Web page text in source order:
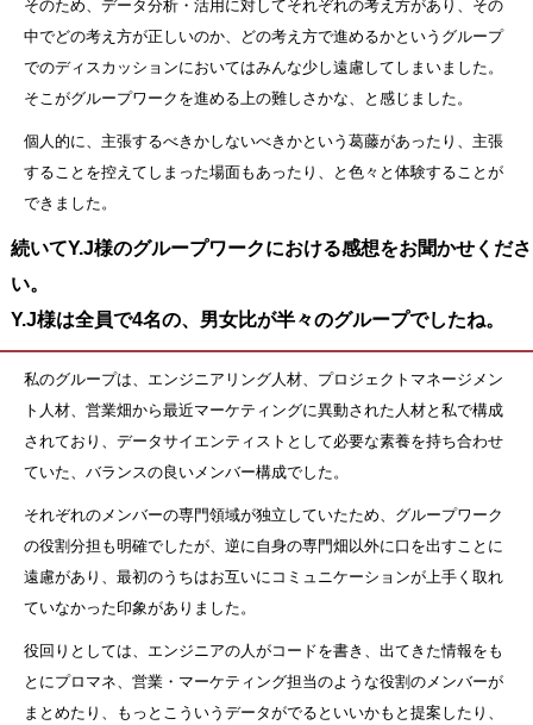
そのため、データ分析・活用に対してそれぞれの考え方があり、その
中でどの考え方が正しいのか、どの考え方で進めるかというグループ
でのディスカッションにおいてはみんな少し遠慮してしまいました。
そこがグループワークを進める上の難しさかな、と感じました。
個人的に、主張するべきかしないべきかという葛藤があったり、主張
することを控えてしまった場面もあったり、と色々と体験することが
できました。
続いてY.J様のグループワークにおける感想をお聞かせくださ
い。
Y.J様は全員で4名の、男女比が半々のグループでしたね。
私のグループは、エンジニアリング人材、プロジェクトマネージメン
ト人材、営業畑から最近マーケティングに異動された人材と私で構成
されており、データサイエンティストとして必要な素養を持ち合わせ
ていた、バランスの良いメンバー構成でした。
それぞれのメンバーの専門領域が独立していたため、グループワーク
の役割分担も明確でしたが、逆に自身の専門畑以外に口を出すことに
遠慮があり、最初のうちはお互いにコミュニケーションが上手く取れ
ていなかった印象がありました。
役回りとしては、エンジニアの人がコードを書き、出てきた情報をも
とにプロマネ、営業・マーケティング担当のような役割のメンバーが
まとめたり、もっとこういうデータがでるといいかもと提案したり、